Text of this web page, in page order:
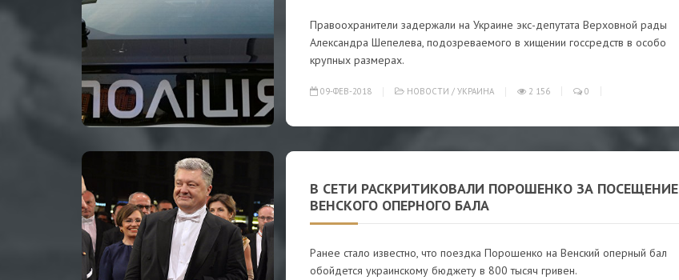
Правоохранители задержали на Украине экс-депутата Верховной рады
Александра Шепелева, подозреваемого в хищении госсредств в особо
крупных размерах.
09-ФЕВ-2018 НОВОСТИ / УКРАИНА 2 156 0
В СЕТИ РАСКРИТИКОВАЛИ ПОРОШЕНКО ЗА ПОСЕЩЕНИЕ
ВЕНСКОГО ОПЕРНОГО БАЛА
Ранее стало известно, что поездка Порошенко на Венский оперный бал
обойдется украинскому бюджету в 800 тысяч гривен.